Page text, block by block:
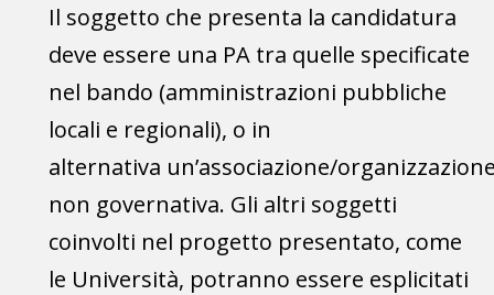
Il soggetto che presenta la candidatura
deve essere una PA tra quelle specificate
nel bando (amministrazioni pubbliche
locali e regionali), o in
alternativa un’associazione/
non governativa. Gli altri soggetti
coinvolti nel progetto presentato, come
le Università, potranno essere esplicitati